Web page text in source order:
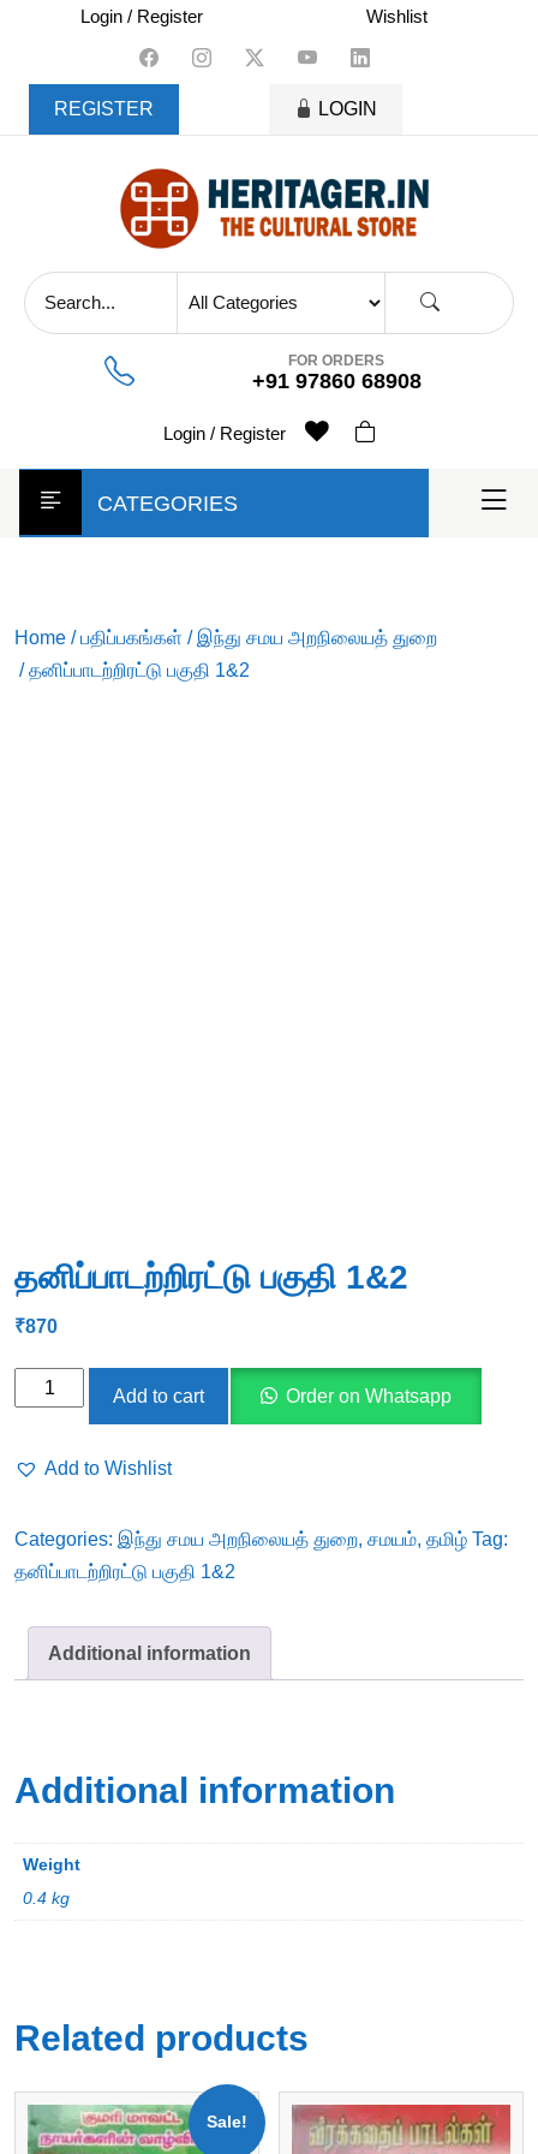
content
Login / Register Wishlist
REGISTER LOGIN
FOR ORDERS
+91 97860 68908
Login / Register
CATEGORIES
Home /பதிப்பகங்கள் / இந்து சமய அறநிலையத் துறை
/ தனிப்பாடற்றிரட்டு பகுதி 1&2
தனிப்பாடற்றிரட்டு பகுதி 1&2
₹870
தனிப்பாடற்றிரட்டு
quantity
Add to cart Order on Whatsapp
Add to Wishlist
Categories: இந்து சமய அறநிலையத் துறை, சமயம், தமிழ் Tag:
தனிப்பாடற்றிரட்டு பகுதி 1&2
Additional information
Additional information
Weight
0.4 kg
Related products
Sale!